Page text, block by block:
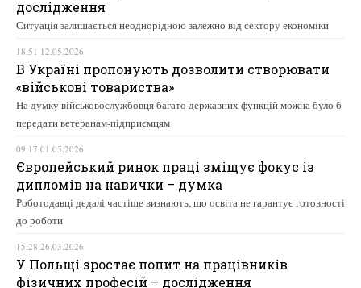
дослідження
Ситуація залишається неоднорідною залежно від сектору економіки
18:51 12.05.2026
В Україні пропонують дозволити створювати
«військові товариства»
На думку військовослужбовця багато державних функцій можна було б
передати ветеранам-підприємцям
09:17 01.05.2026
Європейський ринок праці зміщує фокус із
дипломів на навички – думка
Роботодавці дедалі частіше визнають, що освіта не гарантує готовності
до роботи
15:28 26.03.2026
У Польщі зростає попит на працівників
фізичних професій – дослідження